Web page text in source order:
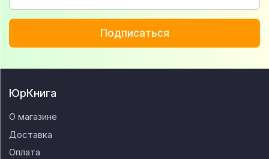
Подписаться
ЮрКнига
О магазине
Доставка
Оплата